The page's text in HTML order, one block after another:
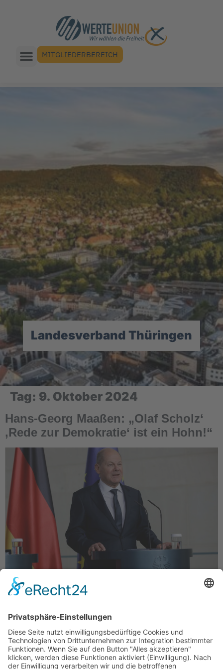
MITGLIEDERBEREICH
Landesverband Thüringen
Tag: 9. Oktober 2024
Hans-Georg Maaßen: „Olaf Scholz‘
‚Rede zur Demokratie‘ ist ein Hohn!“
Heute feiert Leipzig den 35. Jahrestag der
Montagsdemonstration am 9. Oktober 1989 hatten
entgegengestellt und den legendären Ausruf „Wir
sind das Volk!“ skandiert. Die DDR-Sicherheitskräfte
griffen nicht mehr ein, um die Demonstration